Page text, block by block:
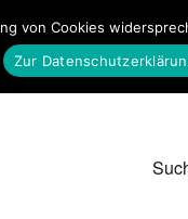
von Cookies
Zur